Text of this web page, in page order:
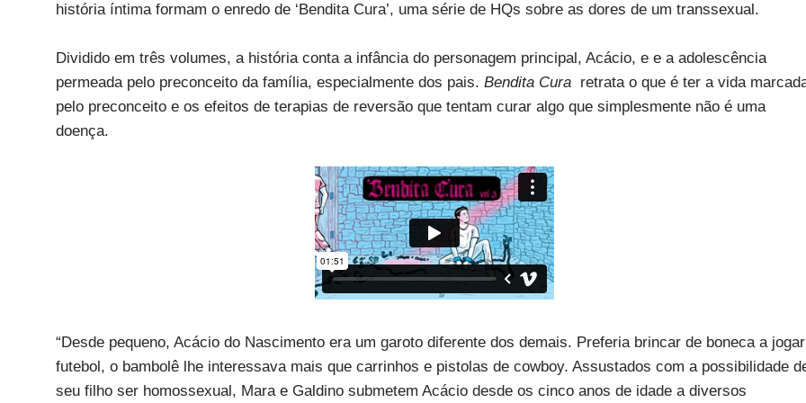
história íntima formam o enredo de ‘Bendita Cura’, uma série de HQs sobre as dores de um transsexual.
Dividido em três volumes, a história conta a infância do personagem principal, Acácio, e e a adolescência
permeada pelo preconceito da família, especialmente dos pais. Bendita Cura retrata o que é ter a vida
pelo preconceito e os efeitos de terapias de reversão que tentam curar algo que simplesmente não é uma
doença.
“Desde pequeno, Acácio do Nascimento era um garoto diferente dos demais. Preferia brincar de boneca a jogar
futebol, o bambolê lhe interessava mais que carrinhos e pistolas de cowboy. Assustados com a possibilidade
seu filho ser homossexual, Mara e Galdino submetem Acácio desde os cinco anos de idade a diversos